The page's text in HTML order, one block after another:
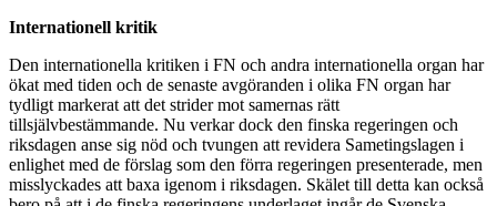
Internationell kritik
Den internationella kritiken i FN och andra internationella organ har
ökat med tiden och de senaste avgöranden i olika FN organ har
tydligt markerat att det strider mot samernas rätt
tillsjälvbestämmande. Nu verkar dock den finska regeringen och
riksdagen anse sig nöd och tvungen att revidera Sametingslagen i
enlighet med de förslag som den förra regeringen presenterade, men
misslyckades att baxa igenom i riksdagen. Skälet till detta kan också